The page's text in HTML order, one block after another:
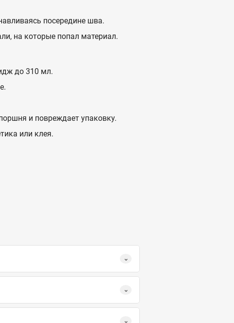
посередине шва.
на которые попал материал.
до 310 мл.
и повреждает упаковку.
или клея.
⌄
⌄
⌄